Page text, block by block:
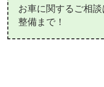
お車に関するご相
整備まで！